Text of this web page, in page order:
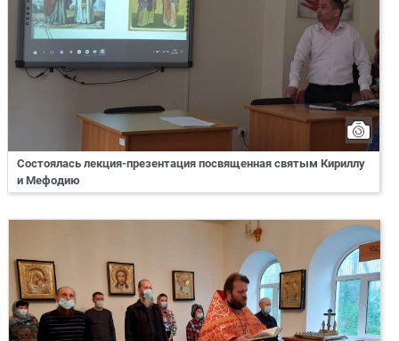
Состоялась лекция-презентация посвященная святым Кириллу
и Мефодию